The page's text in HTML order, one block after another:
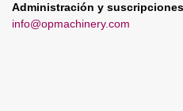
Administración y suscripciones
info@opmachinery.com